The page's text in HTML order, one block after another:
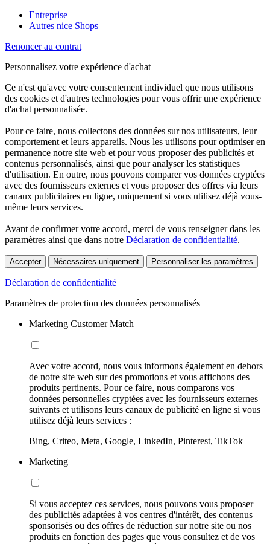
Entreprise
Autres nice Shops
Renoncer au contrat
Personnalisez votre expérience d'achat
Ce n'est qu'avec votre consentement individuel que nous utilisons
des cookies et d'autres technologies pour vous offrir une expérience
d'achat personnalisée.
Pour ce faire, nous collectons des données sur nos utilisateurs, leur
comportement et leurs appareils. Nous les utilisons pour optimiser en
permanence notre site web et pour vous proposer des publicités et
contenus personnalisés, ainsi que pour analyser les statistiques
d'utilisation. En outre, nous pouvons comparer vos données cryptées
avec des fournisseurs externes et vous proposer des offres via leurs
canaux publicitaires en ligne, uniquement si vous utilisez déjà vous-
même leurs services.
Avant de confirmer votre accord, merci de vous renseigner dans les
paramètres ainsi que dans notre Déclaration de confidentialité.
Accepter Nécessaires uniquement Personnaliser les paramètres
Déclaration de confidentialité
Paramètres de protection des données personnalisés
Marketing Customer Match
Avec votre accord, nous vous informons également en dehors
de notre site web sur des promotions et vous affichons des
produits pertinents. Pour ce faire, nous comparons vos
données personnelles cryptées avec les fournisseurs externes
suivants et utilisons leurs canaux de publicité en ligne si vous
utilisez déjà leurs services :
Bing, Criteo, Meta, Google, LinkedIn, Pinterest, TikTok
Marketing
Si vous acceptez ces services, nous pouvons vous proposer
des publicités adaptées à vos centres d'intérêt, des contenus
sponsorisés ou des offres de réduction sur notre site ou nos
produits en fonction des pages que vous consultez et de vos